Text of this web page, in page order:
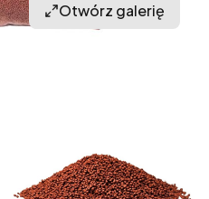
Otwórz galerię